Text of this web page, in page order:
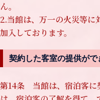
ん。
2.当館は、万一の火災等に
加入しております。
契約した客室の提供が
第14条 当館は、宿泊客に